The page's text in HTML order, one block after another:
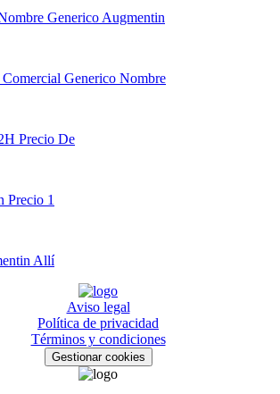
Generico Augmentin
Generico Nombre
Precio De
Precio 1
Allí
Aviso legal
Política de privacidad
Términos y condiciones
Gestionar cookies